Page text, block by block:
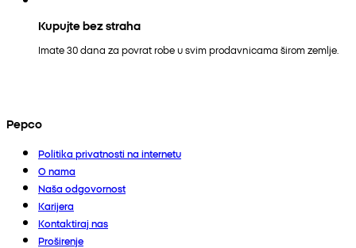
Kupujte bez straha
Imate 30 dana za povrat robe u svim prodavnicama širom zemlje.
Pepco
Politika privatnosti na internetu
O nama
Naša odgovornost
Karijera
Kontaktiraj nas
Proširenje